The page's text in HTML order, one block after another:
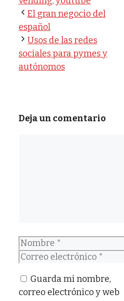
El gran negocio del
español
Usos de las redes
sociales para pymes y
autónomos
Deja un comentario
Nombre
Correo
Guarda mi nombre,
correo electrónico y web